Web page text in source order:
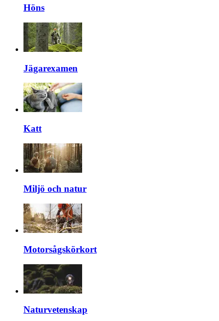
Höns
Jägarexamen
Katt
Miljö och natur
Motorsågskörkort
Naturvetenskap